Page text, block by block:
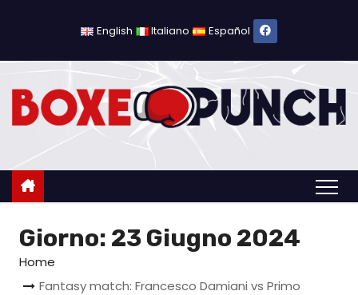
c
English Italiano Español
Giorno: 23 Giugno 2024
Home
Fantasy match: Francesco Damiani vs Primo